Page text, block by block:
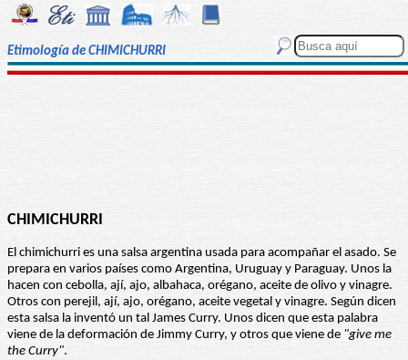
Etimología de CHIMICHURRI
CHIMICHURRI
El chimichurri es una salsa argentina usada para acompañar el asado. Se
prepara en varios países como Argentina, Uruguay y Paraguay. Unos la
hacen con cebolla, ají, ajo, albahaca, orégano, aceite de olivo y vinagre.
Otros con perejil, ají, ajo, orégano, aceite vegetal y vinagre. Según dicen
esta salsa la inventó un tal James Curry. Unos dicen que esta palabra
viene de la deformación de Jimmy Curry, y otros que viene de "give me
the Curry".